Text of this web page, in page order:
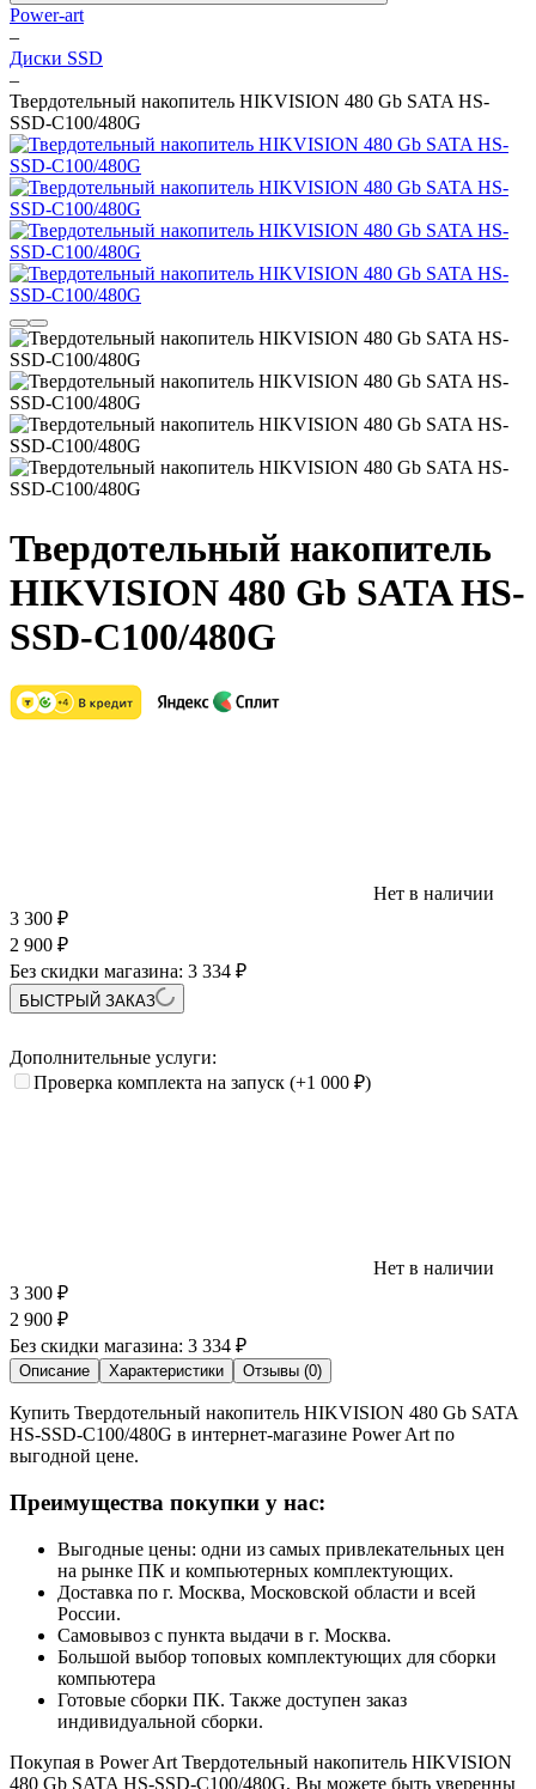
Power-art
–
Диски SSD
–
Твердотельный накопитель HIKVISION 480 Gb SATA HS-
SSD-C100/480G
Твердотельный накопитель
HIKVISION 480 Gb SATA HS-
SSD-C100/480G
Нет в наличии
3 300 ₽
2 900 ₽
Без скидки магазина: 3 334 ₽
БЫСТРЫЙ ЗАКАЗ
Дополнительные услуги:
Проверка комплекта на запуск (+1 000 ₽)
Нет в наличии
3 300 ₽
2 900 ₽
Без скидки магазина: 3 334 ₽
Описание Характеристики Отзывы (0)
Купить Твердотельный накопитель HIKVISION 480 Gb SATA
HS-SSD-C100/480G в интернет-магазине Power Art по
выгодной цене.
Преимущества покупки у нас:
Выгодные цены: одни из самых привлекательных цен
на рынке ПК и компьютерных комплектующих.
Доставка по г. Москва, Московской области и всей
России.
Самовывоз с пункта выдачи в г. Москва.
Большой выбор топовых комплектующих для сборки
компьютера
Готовые сборки ПК. Также доступен заказ
индивидуальной сборки.
Покупая в Power Art Твердотельный накопитель HIKVISION
480 Gb SATA HS-SSD-C100/480G, Вы можете быть уверенны